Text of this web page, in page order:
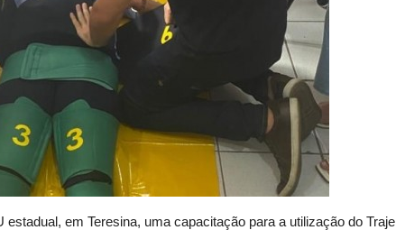
em Teresina, uma capacitação para a utilização do Traje